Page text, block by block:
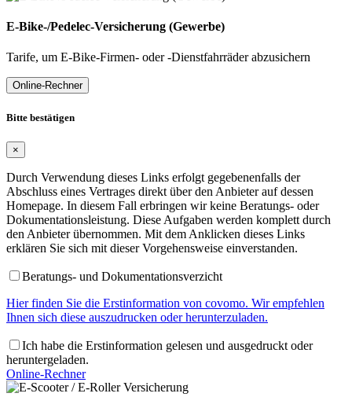
E-Bike-/Pedelec-Versicherung (Gewerbe)
Tarife, um E-Bike-Firmen- oder -Dienstfahrräder abzusichern
Online-Rechner
Bitte bestätigen
×
Durch Verwendung dieses Links erfolgt gegebenenfalls der
Abschluss eines Vertrages direkt über den Anbieter auf dessen
Homepage. In diesem Fall erbringen wir keine Beratungs- oder
Dokumentationsleistung. Diese Aufgaben werden komplett durch
den Anbieter übernommen. Mit dem Anklicken dieses Links
erklären Sie sich mit dieser Vorgehensweise einverstanden.
Beratungs- und Dokumentationsverzicht
Hier finden Sie die Erstinformation von covomo. Wir empfehlen
Ihnen sich diese auszudrucken oder herunterzuladen.
Ich habe die Erstinformation gelesen und ausgedruckt oder
heruntergeladen.
Online-Rechner